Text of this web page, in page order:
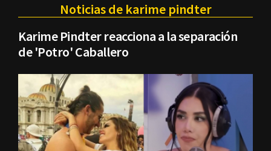
Noticias de karime pindter
Karime Pindter reacciona a la separación
de 'Potro' Caballero